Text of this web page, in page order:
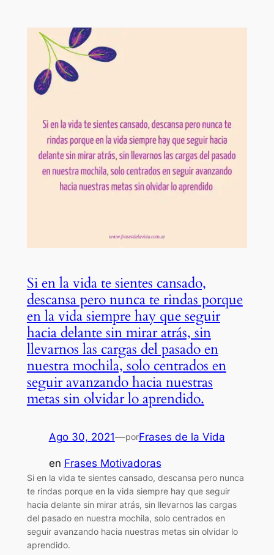
Si en la vida te sientes cansado,
descansa pero nunca te rindas porque
en la vida siempre hay que seguir
hacia delante sin mirar atrás, sin
llevarnos las cargas del pasado en
nuestra mochila, solo centrados en
seguir avanzando hacia nuestras
metas sin olvidar lo aprendido.
Ago 30, 2021—porFrases de la Vida
en Frases Motivadoras
Si en la vida te sientes cansado, descansa pero nunca
te rindas porque en la vida siempre hay que seguir
hacia delante sin mirar atrás, sin llevarnos las cargas
del pasado en nuestra mochila, solo centrados en
seguir avanzando hacia nuestras metas sin olvidar lo
aprendido.